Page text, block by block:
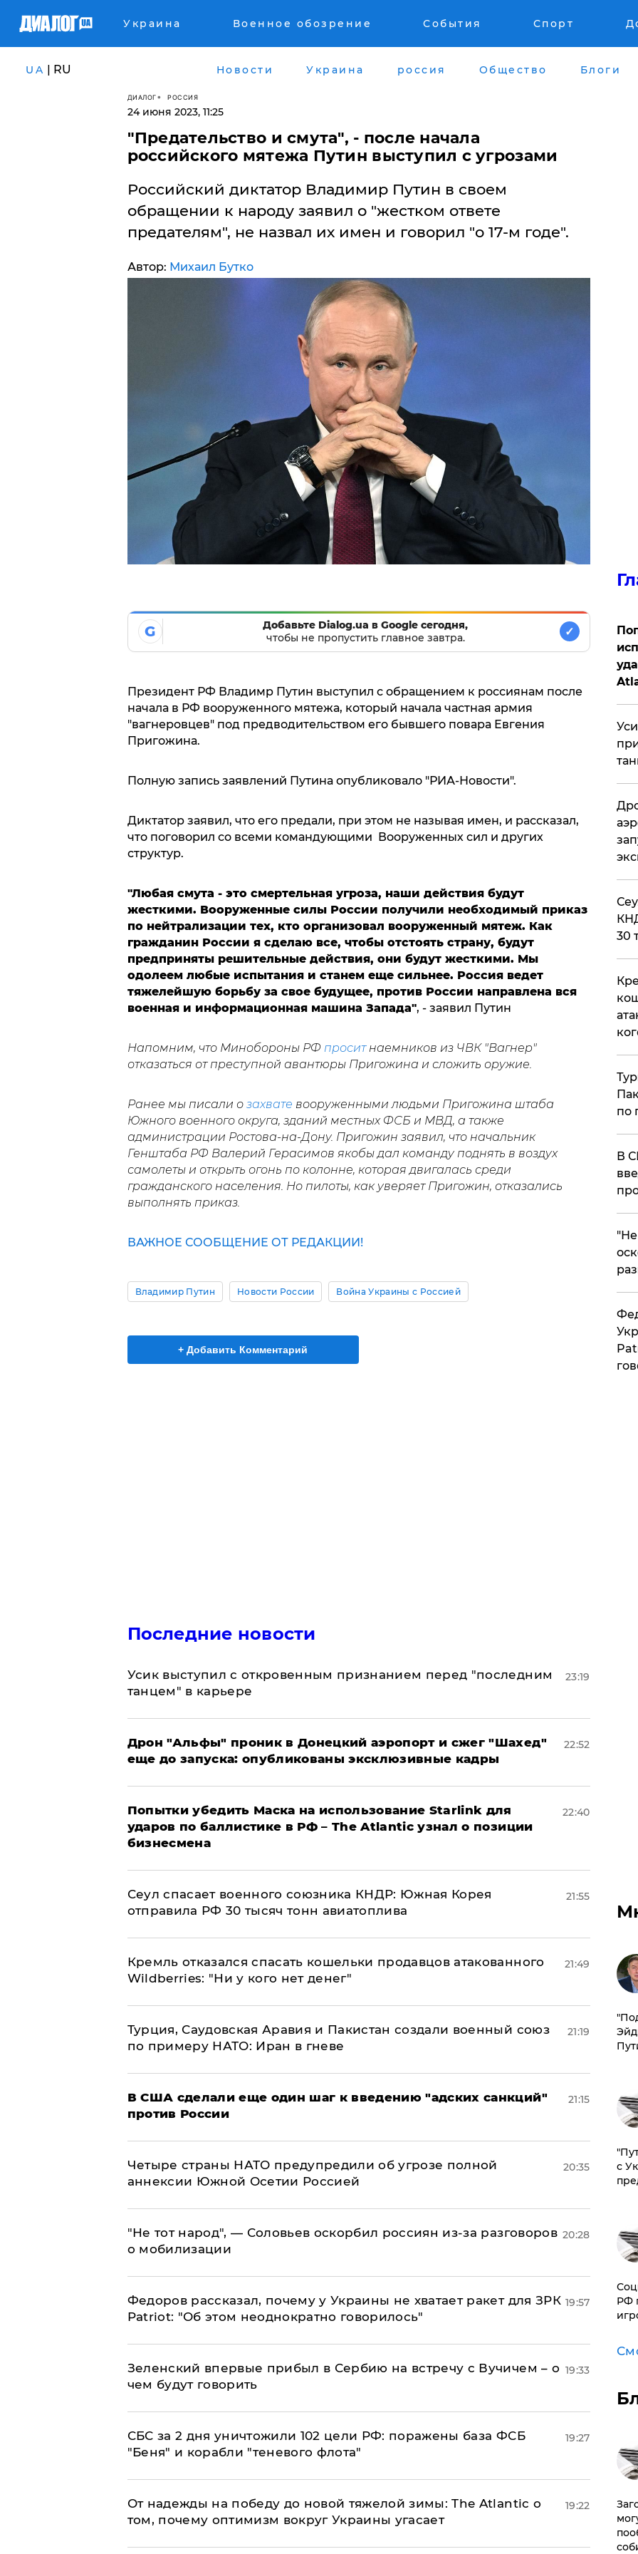
Украина Военное обозрение События Спорт
UA | RU Новости Украина россия Общество Блоги
ДИАЛОГ РОССИЯ
24 июня 2023, 11:25
"Предательство и смута", - после начала
российского мятежа Путин выступил с угрозами
Российский диктатор Владимир Путин в своем
обращении к народу заявил о "жестком ответе
предателям", не назвал их имен и говорил "о 17-м годе".
Автор: Михаил Бутко
G
Добавьте Dialog.ua в Google сегодня,
чтобы не пропустить главное завтра.
✓
Президент РФ Владимр Путин выступил с обращением к россиянам после
начала в РФ вооруженного мятежа, который начала частная армия
"вагнеровцев" под предводительством его бывшего повара Евгения
Пригожина.
Полную запись заявлений Путина опубликовало "РИА-Новости".
Диктатор заявил, что его предали, при этом не называя имен, и рассказал,
что поговорил со всеми командующими Вооруженных сил и других
структур.
"Любая смута - это смертельная угроза, наши действия будут
жесткими. Вооруженные силы России получили необходимый приказ
по нейтрализации тех, кто организовал вооруженный мятеж. Как
гражданин России я сделаю все, чтобы отстоять страну, будут
предприняты решительные действия, они будут жесткими. Мы
одолеем любые испытания и станем еще сильнее. Россия ведет
тяжелейшую борьбу за свое будущее, против России направлена вся
военная и информационная машина Запада", - заявил Путин
Напомним, что Минобороны РФ проситнаемников из ЧВК "Вагнер"
отказаться от преступной авантюры Пригожина и сложить оружие.
Ранее мы писали о захвате вооруженными людьми Пригожина штаба
Южного военного округа, зданий местных ФСБ и МВД, а также
администрации Ростова-на-Дону. Пригожин заявил, что начальник
Генштаба РФ Валерий Герасимов якобы дал команду поднять в воздух
самолеты и открыть огонь по колонне, которая двигалась среди
гражданского населения. Но пилоты, как уверяет Пригожин, отказались
выполнять приказ.
ВАЖНОЕ СООБЩЕНИЕ ОТ РЕДАКЦИИ!
Владимир Путин Новости России Война Украины с Россией
+ Добавить Комментарий
Последние новости
Усик выступил с откровенным признанием перед "последним
танцем" в карьере
23:19
Дрон "Альфы" проник в Донецкий аэропорт и сжег "Шахед"
еще до запуска: опубликованы эксклюзивные кадры
22:52
Попытки убедить Маска на использование Starlink для
ударов по баллистике в РФ – The Atlantic узнал о позиции
бизнесмена
22:40
​Сеул спасает военного союзника КНДР: Южная Корея
отправила РФ 30 тысяч тонн авиатоплива
21:55
Кремль отказался спасать кошельки продавцов атакованного
Wildberries: "Ни у кого нет денег"
21:49
Турция, Саудовская Аравия и Пакистан создали военный союз
по примеру НАТО: Иран в гневе
21:19
В США сделали еще один шаг к введению "адских санкций"
против России
21:15
Четыре страны НАТО предупредили об угрозе полной
аннексии Южной Осетии Россией
20:35
​"Не тот народ", — Соловьев оскорбил россиян из-за разговоров
о мобилизации
20:28
Федоров рассказал, почему у Украины не хватает ракет для ЗРК
Patriot: "Об этом неоднократно говорилось"
19:57
Зеленский впервые прибыл в Сербию на встречу с Вучичем – о
чем будут говорить
19:33
СБС за 2 дня уничтожили 102 цели РФ: поражены база ФСБ
"Беня" и корабли "теневого флота"
19:27
От надежды на победу до новой тяжелой зимы: The Atlantic о
том, почему оптимизм вокруг Украины угасает
19:22
30
по
В
с
РФ